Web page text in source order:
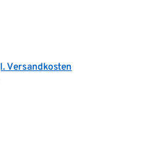
Versandkosten